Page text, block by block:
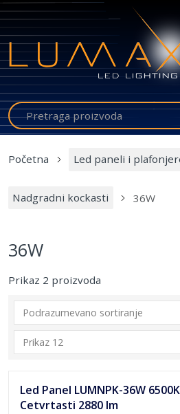
Početna Led paneli i
Nadgradni kockasti 36W
36W
Prikaz 2 proizvoda
Led Panel LUMNPK-36W
Cetvrtasti 2880 lm